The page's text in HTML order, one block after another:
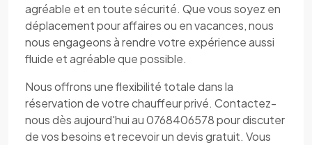
agréable et en toute sécurité. Que vous soyez en
déplacement pour affaires ou en vacances, nous
nous engageons à rendre votre expérience aussi
fluide et agréable que possible.
Nous offrons une flexibilité totale dans la
réservation de votre chauffeur privé. Contactez-
nous dès aujourd'hui au 0768406578 pour discuter
de vos besoins et recevoir un devis gratuit. Vous